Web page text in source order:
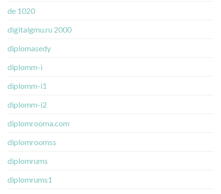
de 1020
digitalgmu.ru 2000
diplomasedy
diplomm-i
diplomm-i1
diplomm-i2
diplomrooma.com
diplomroomss
diplomrums
diplomrums1